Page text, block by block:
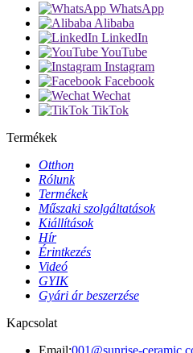
WhatsApp
Alibaba
LinkedIn
YouTube
Instagram
Facebook
Wechat
TikTok
Termékek
Otthon
Rólunk
Termékek
Műszaki szolgáltatások
Kiállítások
Hír
Érintkezés
Videó
GYIK
Gyári ár beszerzése
Kapcsolat
Email:001@sunrise-